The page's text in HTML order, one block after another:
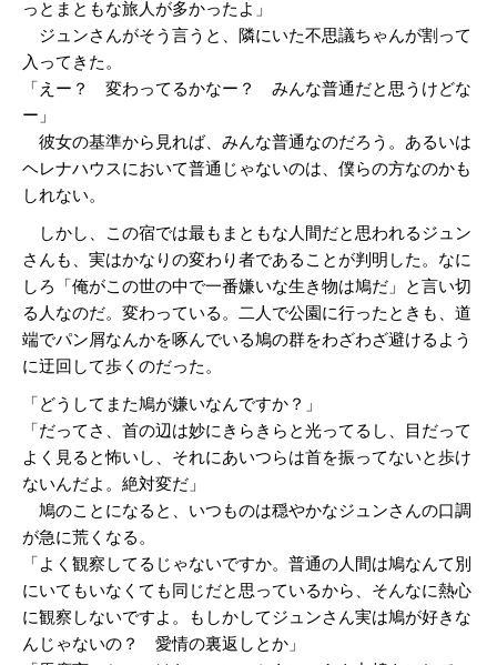
っとまともな旅人が多かったよ」
ジュンさんがそう言うと、隣にいた不思議ちゃんが割って
入ってきた。
「えー？ 変わってるかなー？ みんな普通だと思うけどな
ー」
彼女の基準から見れば、みんな普通なのだろう。あるいは
ヘレナハウスにおいて普通じゃないのは、僕らの方なのかも
しれない。
しかし、この宿では最もまともな人間だと思われるジュン
さんも、実はかなりの変わり者であることが判明した。なに
しろ「俺がこの世の中で一番嫌いな生き物は鳩だ」と言い切
る人なのだ。変わっている。二人で公園に行ったときも、道
端でパン屑なんかを啄んでいる鳩の群をわざわざ避けるよう
に迂回して歩くのだった。
「どうしてまた鳩が嫌いなんですか？」
「だってさ、首の辺は妙にきらきらと光ってるし、目だって
よく見ると怖いし、それにあいつらは首を振ってないと歩け
ないんだよ。絶対変だ」
鳩のことになると、いつものは穏やかなジュンさんの口調
が急に荒くなる。
「よく観察してるじゃないですか。普通の人間は鳩なんて別
にいてもいなくても同じだと思っているから、そんなに熱心
に観察しないですよ。もしかしてジュンさん実は鳩が好きな
んじゃないの？ 愛情の裏返しとか」